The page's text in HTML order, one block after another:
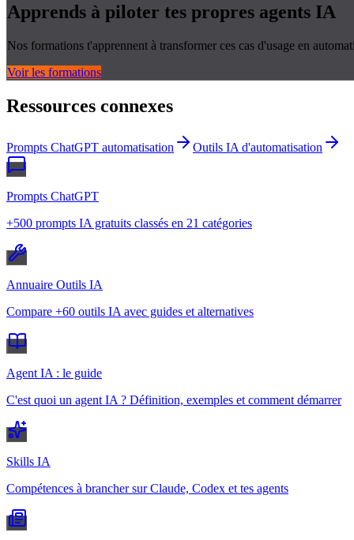
Apprends à piloter tes propres agents IA
Nos formations t'apprennent à transformer ces cas d'usage en
Voir les formations
Ressources connexes
Prompts ChatGPT automatisation Outils IA d'automatisation
Prompts ChatGPT
+500 prompts IA gratuits classés en 21 catégories
Annuaire Outils IA
Compare +60 outils IA avec guides et alternatives
Agent IA : le guide
C'est quoi un agent IA ? Définition, exemples et comment démarrer
Skills IA
Compétences à brancher sur Claude, Codex et tes agents